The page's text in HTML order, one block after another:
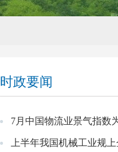
时政要闻
7月中国物流业景气指数
上半年我国机械工业规